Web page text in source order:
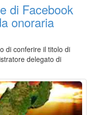
di Facebook
onoraria
di conferire il titolo di
delegato di